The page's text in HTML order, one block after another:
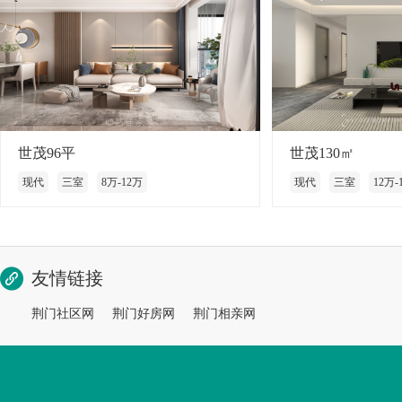
世茂96平
现代 三室 8万-12万
世茂130㎡
现代 三室 12万-
友情链接
荆门社区网 荆门好房网 荆门相亲网